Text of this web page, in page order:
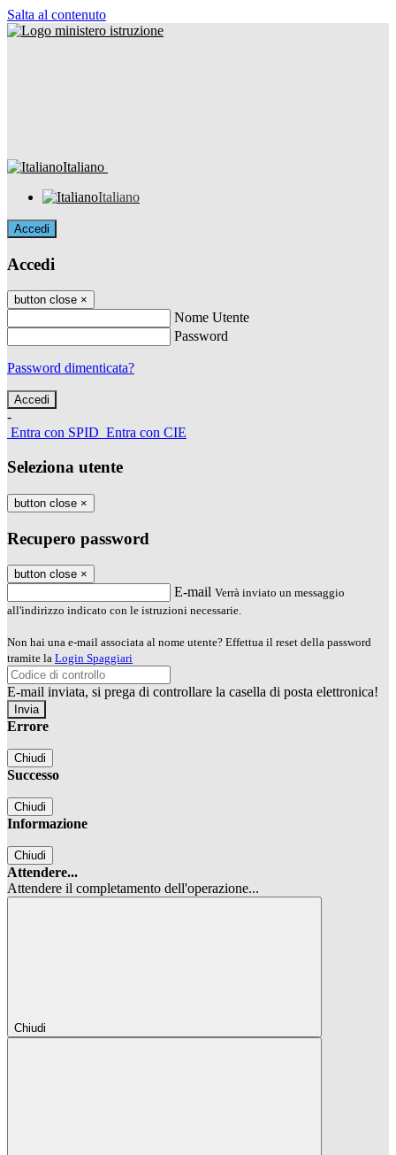
Salta al contenuto
Italiano
Italiano
Accedi
Accedi
button close ×
Nome Utente
Password
Password dimenticata?
-
Entra con SPID Entra con CIE
Seleziona utente
button close ×
Recupero password
button close ×
E-mail Verrà inviato un messaggio
all'indirizzo indicato con le istruzioni necessarie.
Non hai una e-mail associata al nome utente? Effettua il reset della password
tramite la Login Spaggiari
E-mail inviata, si prega di controllare la casella di posta elettronica!
Errore
Chiudi
Successo
Chiudi
Informazione
Chiudi
Attendere...
Attendere il completamento dell'operazione...
Chiudi